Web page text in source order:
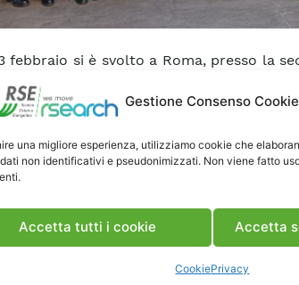
Gestione Consenso Cookie
una migliore esperienza, utilizziamo cookie che
non identificativi e pseudonimizzati. Non viene fatto
Accetta tutti i cookie Accetta
CookiePrivacy
febbraio si è svolto a Roma, presso la
LIFE-2024-CET-BUSINESS a
da
di RSE, il progetto durerà tre
europee sull’efficienza energetica
da SSE, tra cui EU-MERCI,
Il consorzio coinvolge partner